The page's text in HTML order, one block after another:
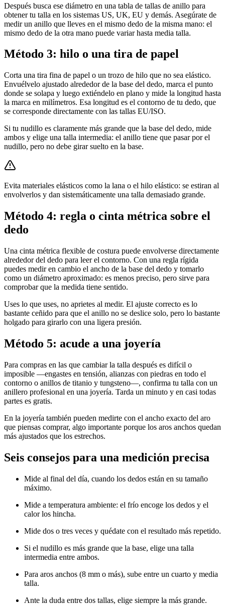
Después busca ese diámetro en una tabla de tallas de anillo para
obtener tu talla en los sistemas US, UK, EU y demás. Asegúrate de
medir un anillo que lleves en el mismo dedo de la misma mano: el
mismo dedo de la otra mano puede variar hasta media talla.
Método 3: hilo o una tira de papel
Corta una tira fina de papel o un trozo de hilo que no sea elástico.
Envuélvelo ajustado alrededor de la base del dedo, marca el punto
donde se solapa y luego extiéndelo en plano y mide la longitud hasta
la marca en milímetros. Esa longitud es el contorno de tu dedo, que
se corresponde directamente con las tallas EU/ISO.
Si tu nudillo es claramente más grande que la base del dedo, mide
ambos y elige una talla intermedia: el anillo tiene que pasar por el
nudillo, pero no debe girar suelto en la base.
Evita materiales elásticos como la lana o el hilo elástico: se estiran al
envolverlos y dan sistemáticamente una talla demasiado grande.
Método 4: regla o cinta métrica sobre el
dedo
Una cinta métrica flexible de costura puede envolverse directamente
alrededor del dedo para leer el contorno. Con una regla rígida
puedes medir en cambio el ancho de la base del dedo y tomarlo
como un diámetro aproximado: es menos preciso, pero sirve para
comprobar que la medida tiene sentido.
Uses lo que uses, no aprietes al medir. El ajuste correcto es lo
bastante ceñido para que el anillo no se deslice solo, pero lo bastante
holgado para girarlo con una ligera presión.
Método 5: acude a una joyería
Para compras en las que cambiar la talla después es difícil o
imposible —engastes en tensión, alianzas con piedras en todo el
contorno o anillos de titanio y tungsteno—, confirma tu talla con un
anillero profesional en una joyería. Tarda un minuto y en casi todas
partes es gratis.
En la joyería también pueden medirte con el ancho exacto del aro
que piensas comprar, algo importante porque los aros anchos quedan
más ajustados que los estrechos.
Seis consejos para una medición precisa
Mide al final del día, cuando los dedos están en su tamaño
máximo.
Mide a temperatura ambiente: el frío encoge los dedos y el
calor los hincha.
Mide dos o tres veces y quédate con el resultado más repetido.
Si el nudillo es más grande que la base, elige una talla
intermedia entre ambos.
Para aros anchos (8 mm o más), sube entre un cuarto y media
talla.
Ante la duda entre dos tallas, elige siempre la más grande.